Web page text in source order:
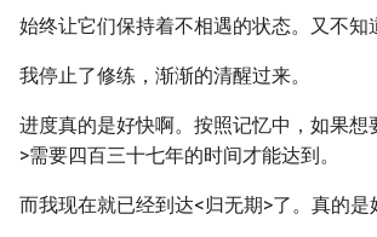
始终让它们保持着不相遇的状态。又不知
我停止了修练，渐渐的清醒过来。
进度真的是好快啊。按照记忆中，如果想
>需要四百三十七年的时间才能达到。
而我现在就已经到达<归无期>了。真的是